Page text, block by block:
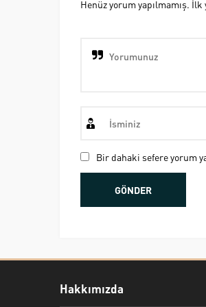
Henüz yorum yapılmamış.
Bir dahaki sefere yorum
Hakkımızda